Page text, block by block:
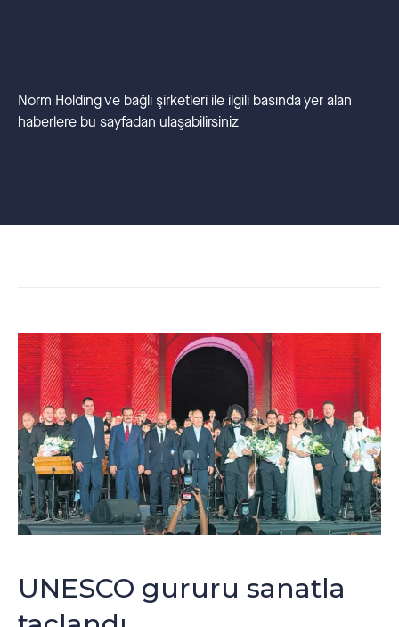
Norm Holding ve bağlı şirketleri ile ilgili basında yer alan
haberlere bu sayfadan ulaşabilirsiniz
UNESCO gururu sanatla